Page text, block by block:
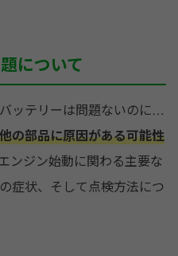
について
ッテリーは問題ないのに…
の部品に原因がある可能性
ンジン始動に関わる主要な
症状、そして点検方法につ